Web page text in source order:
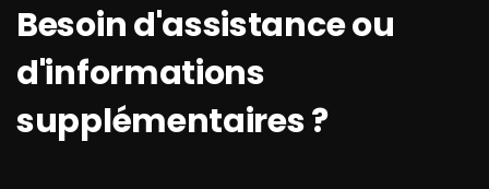
Besoin d'assistance ou
d'informations
supplémentaires ?